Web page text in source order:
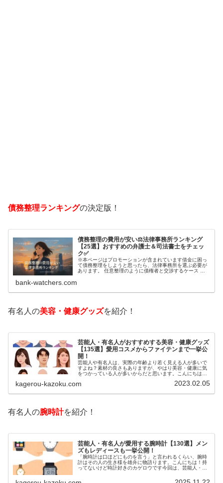
債務整理ランキングの決定版！
債務整理の費用が安い⚖️法律事務所ランキング
【25選】おすすめの弁護士＆司法書士をチェッ
ク✅
※本ページはプロモーションが含まれています借金に困っ
て債務整理をしようと思ったら、法律事務所を選ぶ必要が
あります。 任意整理のように債権者と交渉するケース 自
bank-watchers.com
有名人の美容・健康グッズを紹介！
芸能人・有名人がおすすめする美容・健康グッズ
【135選】愛用コスメからファイテンまで一挙公
開！
芸能人や有名人は、実際の年齢より若く見える人が多いで
すよね？素材の良さもありますが、やはり美容・健康に気
をつかっている人が多いからだと思います。こんにちは！
いるのでしょうか？今回は、芸能人…
kagerou-kazoku.com 2023.02.05
有名人の腕時計を紹介！
芸能人・有名人が愛用する腕時計【130選】メン
ズもレディースも一挙公開！
「腕時計は口ほどにものを言う」と言われるくらい、腕時
計はその人の生き様を雄弁に物語ります。こんにちは！持
ってないけど時計好きのカゲロウです今回は、芸能人・有